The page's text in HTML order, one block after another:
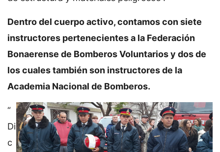
Dentro del cuerpo activo, contamos con siete
instructores pertenecientes a la Federación
Bonaerense de Bomberos Voluntarios y dos de
los cuales también son instructores de la
Academia Nacional de Bomberos.
“
Di
c